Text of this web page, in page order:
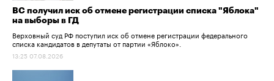
ВС получил иск об отмене регистрации списка "Яблока"
на выборы в ГД
Верховный суд РФ поступил иск об отмене регистрации федерального
списка кандидатов в депутаты от партии «Яблоко».
13:25 07.08.2026